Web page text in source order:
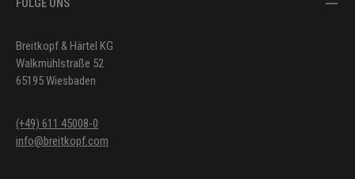
Breitkopf & Härtel KG
Walkmühlstraße 52
65195 Wiesbaden
(+49) 611 45008-0
info@breitkopf.com